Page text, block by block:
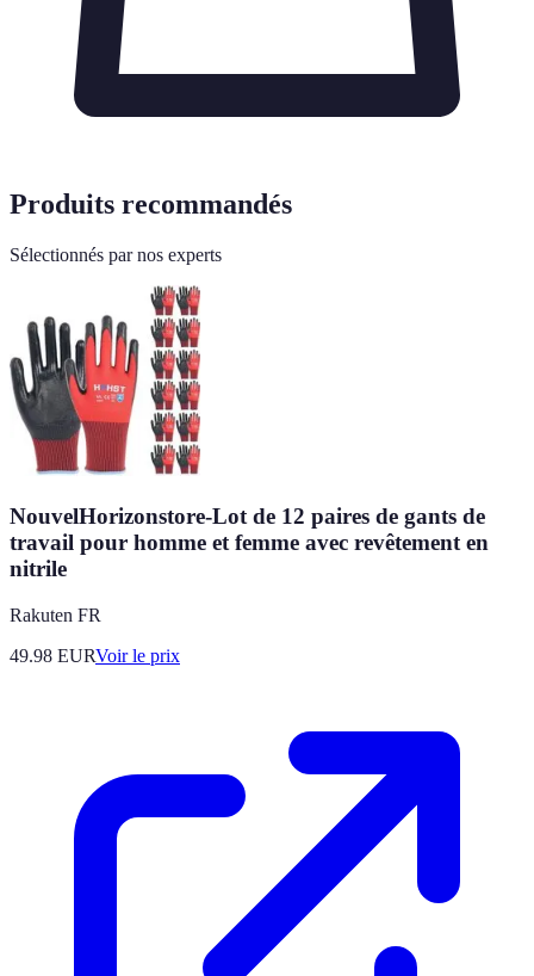
Produits recommandés
Sélectionnés par nos experts
NouvelHorizonstore-Lot de 12 paires de gants de
travail pour homme et femme avec revêtement en
nitrile
Rakuten FR
49.98 EURVoir le prix